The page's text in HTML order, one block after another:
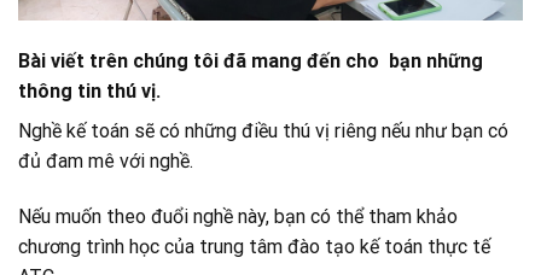
Bài viết trên chúng tôi đã mang đến cho bạn những
thông tin thú vị.
Nghề kế toán sẽ có những điều thú vị riêng nếu như bạn có
đủ đam mê với nghề.
Nếu muốn theo đuổi nghề này, bạn có thể tham khảo
chương trình học của trung tâm đào tạo kế toán thực tế